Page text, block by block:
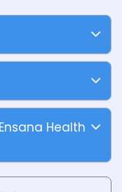
chiuvetă, toaletă,
de toaletă gratuite,
vedere la Lacul
beneficiind în
lacului. Sunt ideale
și o priveliște
Health